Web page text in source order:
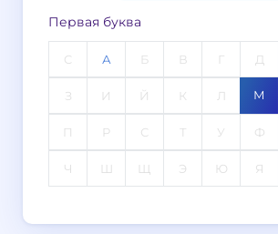
Первая буква
C А Б В Г Д
З И Й К Л М
П Р С Т У Ф
Ч Э Ю Я